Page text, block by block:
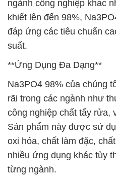
ngành công nghiệp khác
khiết lên đến 98%,
đáp ứng các tiêu chuẩn
suất.
**Ứng Dụng Đa Dạng**
Na3PO4 98% của chúng
rãi trong các ngành như
công nghiệp chất tẩy rửa,
Sản phẩm này được sử
oxi hóa, chất làm đặc,
nhiều ứng dụng khác tùy
từng ngành.